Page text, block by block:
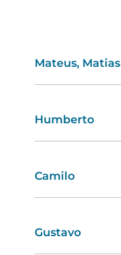
Mateus, Matias
Humberto
Camilo
Gustavo
Fábia
Albertina
Sandra
Rosa